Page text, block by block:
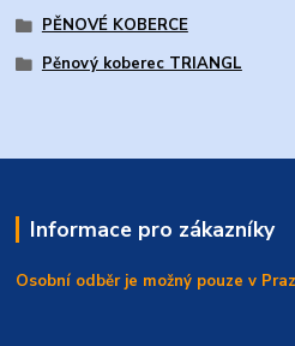
PĚNOVÉ KOBERCE
Pěnový koberec TRIANGL
Informace pro zákazníky
Osobní odběr je možný pouze v